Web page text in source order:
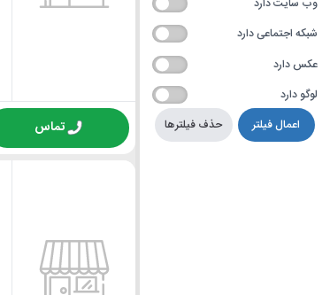
شبکه اجتماعی دارد
عکس دارد
لوگو دارد
حذف فیلترها
اعمال فیلتر تماس